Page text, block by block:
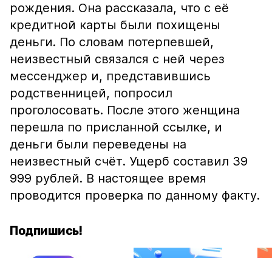
рождения. Она рассказала, что с её
кредитной карты были похищены
деньги. По словам потерпевшей,
неизвестный связался с ней через
мессенджер и, представившись
родственницей, попросил
проголосовать. После этого женщина
перешла по присланной ссылке, и
деньги были переведены на
неизвестный счёт. Ущерб составил 39
999 рублей. В настоящее время
проводится проверка по данному факту.
Подпишись!